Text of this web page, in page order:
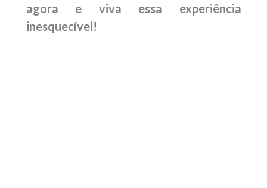
agora e viva essa experiência
inesquecível!